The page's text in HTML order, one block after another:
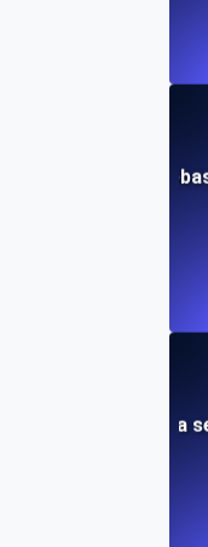
a eventos
prolongada para